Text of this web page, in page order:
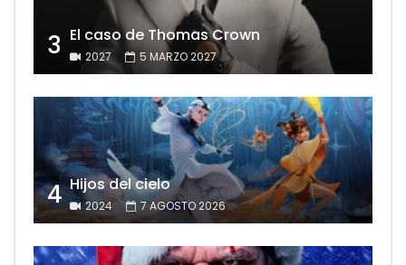
3 El caso de Thomas Crown
2027 5 MARZO 2027
4 Hijos del cielo
2024 7 AGOSTO 2026